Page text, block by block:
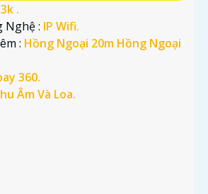
3k .
Nghệ : IP Wifi.
: Hồng Ngoại 20m Hồng Ngoại
360.
Âm Và Loa.